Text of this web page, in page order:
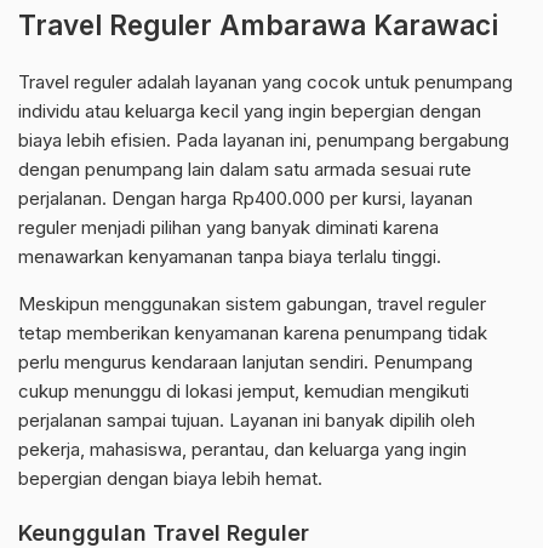
Travel Reguler Ambarawa Karawaci
Travel reguler adalah layanan yang cocok untuk penumpang
individu atau keluarga kecil yang ingin bepergian dengan
biaya lebih efisien. Pada layanan ini, penumpang bergabung
dengan penumpang lain dalam satu armada sesuai rute
perjalanan. Dengan harga Rp400.000 per kursi, layanan
reguler menjadi pilihan yang banyak diminati karena
menawarkan kenyamanan tanpa biaya terlalu tinggi.
Meskipun menggunakan sistem gabungan, travel reguler
tetap memberikan kenyamanan karena penumpang tidak
perlu mengurus kendaraan lanjutan sendiri. Penumpang
cukup menunggu di lokasi jemput, kemudian mengikuti
perjalanan sampai tujuan. Layanan ini banyak dipilih oleh
pekerja, mahasiswa, perantau, dan keluarga yang ingin
bepergian dengan biaya lebih hemat.
Keunggulan Travel Reguler